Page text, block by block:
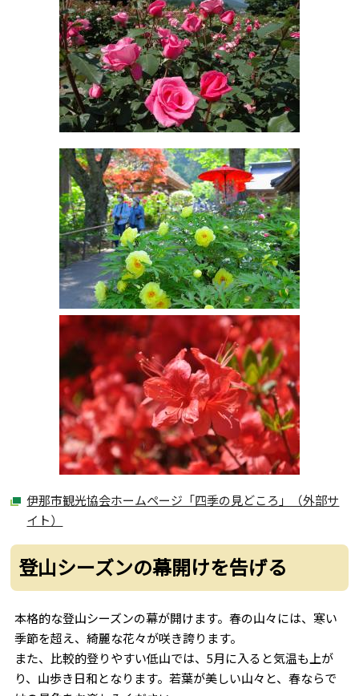
伊那市観光協会ホームページ「四季の見どころ」（外部サ
イト）
登山シーズンの幕開けを告げる
本格的な登山シーズンの幕が開けます。春の山々には、寒い
季節を超え、綺麗な花々が咲き誇ります。
また、比較的登りやすい低山では、5月に入ると気温も上が
り、山歩き日和となります。若葉が美しい山々と、春ならで